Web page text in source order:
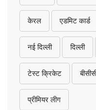
केरल एडमिट कार्ड
नई दिल्ली दिल्ली
टेस्ट क्रिकेट
प्रीमियर लीग